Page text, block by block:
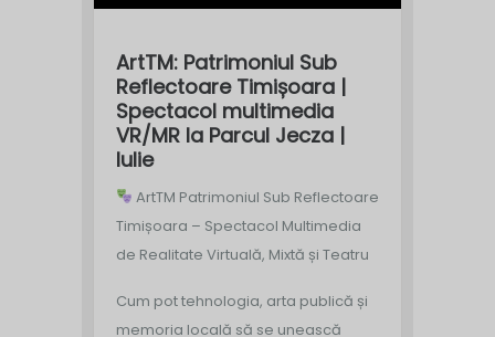
ArtTM: Patrimoniul Sub
Reflectoare Timișoara |
Spectacol multimedia
VR/MR la Parcul Jecza |
Iulie
ArtTM Patrimoniul Sub Reflectoare
Timișoara – Spectacol Multimedia
de Realitate Virtuală, Mixtă și Teatru
Cum pot tehnologia, arta publică și
memoria locală să se unească